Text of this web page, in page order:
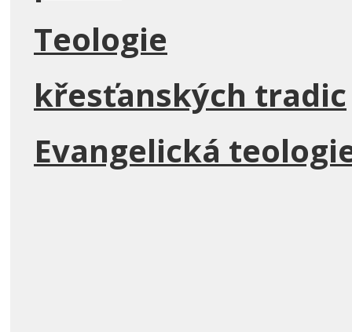
Teologie
křesťanských tradic
Evangelická